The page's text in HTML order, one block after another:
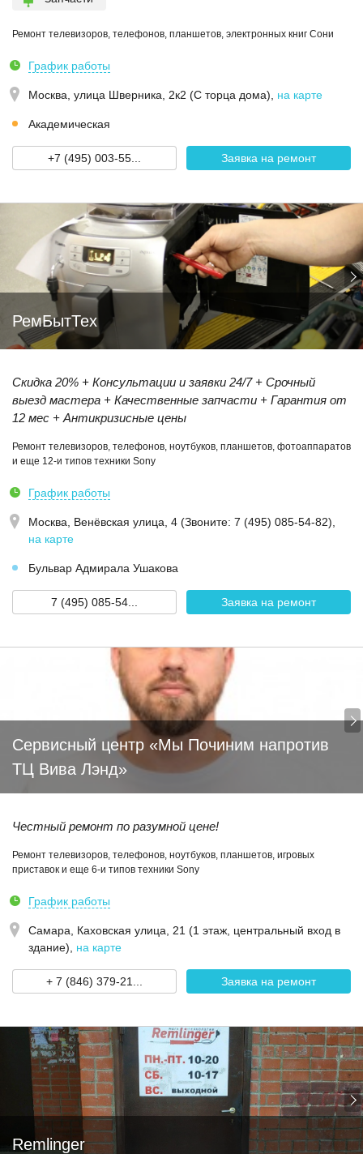
Ремонт телевизоров, телефонов, планшетов, электронных книг Сони
График работы
Москва, улица Шверника, 2к2 (С торца дома) на карте
Академическая
+7 (495) 003-55... Заявка на ремонт
РемБытТех
Скидка 20% + Консультации и заявки 24/7 + Срочный
выезд мастера + Качественные запчасти + Гарантия от
12 мес + Антикризисные цены
Ремонт телевизоров, телефонов, ноутбуков, планшетов, фотоаппаратов
и еще 12-и типов техники Sony
График работы
Москва, Венёвская улица, 4 (Звoнитe: 7 (495) 085-54-82)
на карте
Бульвар Адмирала Ушакова
7 (495) 085-54... Заявка на ремонт
Сервисный центр «Мы Починим напротив
ТЦ Вива Лэнд»
Честный ремонт по разумной цене!
Ремонт телевизоров, телефонов, ноутбуков, планшетов, игровых
приставок и еще 6-и типов техники Sony
График работы
Самара, Каховская улица, 21 (1 этаж, центральный вход в
здание)
на карте
+ 7 (846) 379-21... Заявка на ремонт
Remlinger